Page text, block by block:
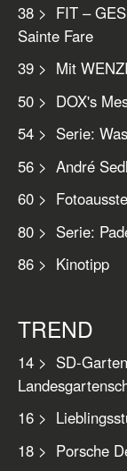
38 > FIT –
Sainte Fare
39 > Mit
50 > DOX's
54 > Serie:
56 > André
60 >
80 > Serie:
86 > Kinotipp
TREND
14 > SD-
16 >
18 > Porsche